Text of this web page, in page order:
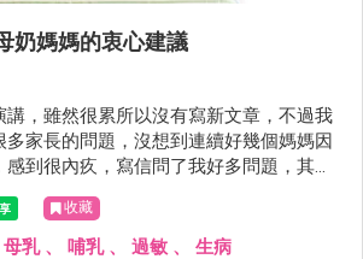
奶媽媽的衷心建議
講，雖然很累所以沒有寫新文章，不過我
多家長的問題，沒想到連續好幾個媽媽因
到很內疚，寫信問了我好多問題，其中
憂鬱傾向，我趁空檔寫下我的看法。
收藏
母乳、 哺乳、 過敏 、 生病